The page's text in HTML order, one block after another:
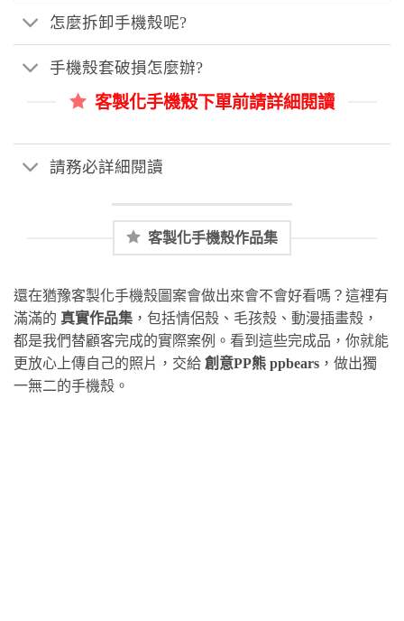
怎麼拆卸手機殼呢?
手機殼套破損怎麼辦?
客製化手機殼下單前請詳細閱讀
請務必詳細閱讀
客製化手機殼作品集
還在猶豫客製化手機殼圖案會做出來會不會好看嗎？這裡有
滿滿的 真實作品集 ，包括情侶殼、毛孩殼、動漫插畫殼，
都是我們替顧客完成的實際案例。看到這些完成品，你就能
更放心上傳自己的照片，交給 創意PP熊 ppbears ，做出獨
一無二的手機殼。